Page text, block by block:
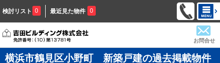
検討リスト 0 最近見た物件 0
お問合せ
横浜市鶴見区小野町 新築戸建の過去掲載物件